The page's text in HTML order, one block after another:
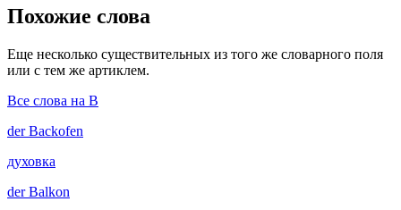
Похожие слова
Еще несколько существительных из того же словарного поля
или с тем же артиклем.
Все слова на B
derBackofen
духовка
derBalkon